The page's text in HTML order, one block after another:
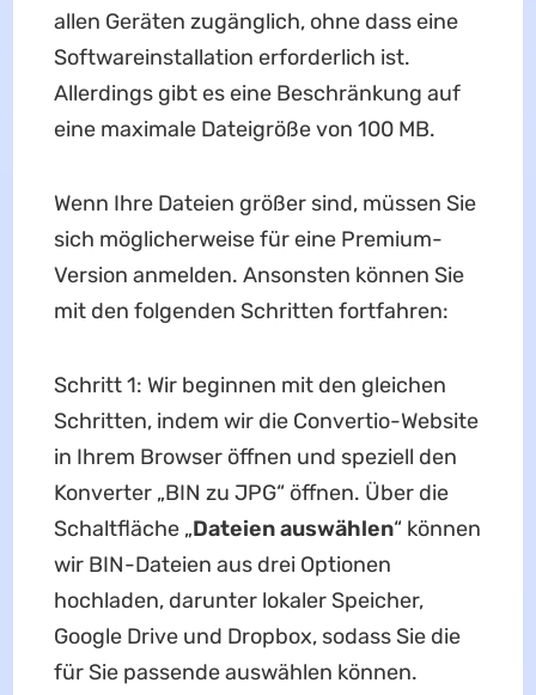
allen Geräten zugänglich, ohne dass eine
Softwareinstallation erforderlich ist.
Allerdings gibt es eine Beschränkung auf
eine maximale Dateigröße von 100 MB.
Wenn Ihre Dateien größer sind, müssen Sie
sich möglicherweise für eine Premium-
Version anmelden. Ansonsten können Sie
mit den folgenden Schritten fortfahren:
Schritt 1: Wir beginnen mit den gleichen
Schritten, indem wir die Convertio-Website
in Ihrem Browser öffnen und speziell den
Konverter „BIN zu JPG“ öffnen. Über die
Schaltfläche „Dateien auswählen“ können
wir BIN-Dateien aus drei Optionen
hochladen, darunter lokaler Speicher,
Google Drive und Dropbox, sodass Sie die
für Sie passende auswählen können.